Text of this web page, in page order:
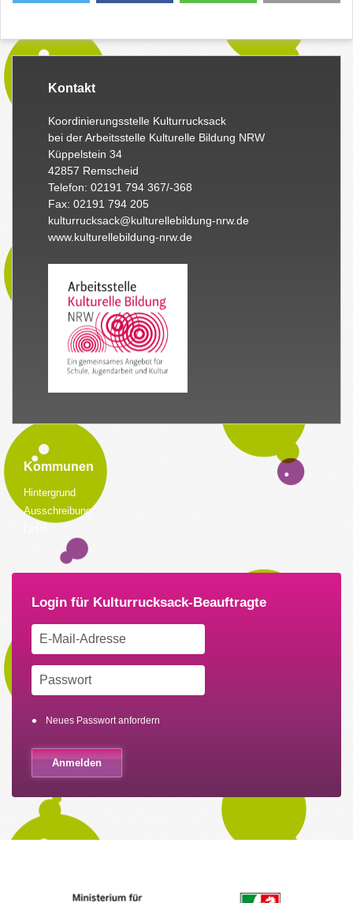
Kontakt
Koordinierungsstelle Kulturrucksack
bei der Arbeitsstelle Kulturelle Bildung NRW
Küppelstein 34
42857 Remscheid
Telefon: 02191 794 367/-368
Fax: 02191 794 205
kulturrucksack@kulturellebildung-nrw.de
www.kulturellebildung-nrw.de
Kommunen
Hintergrund
Ausschreibung
Neues Passwort anfordern